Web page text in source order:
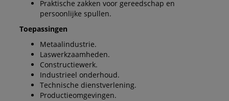
Praktische zakken voor gereedschap en
persoonlijke spullen.
Toepassingen
Metaalindustrie.
Laswerkzaamheden.
Constructiewerk.
Industrieel onderhoud.
Technische dienstverlening.
Productieomgevingen.